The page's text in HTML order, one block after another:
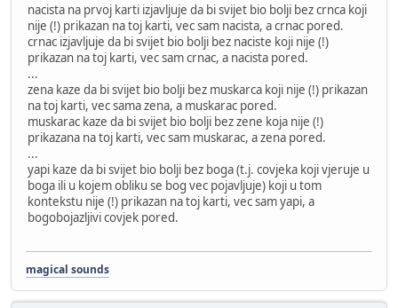
nacista na prvoj karti izjavljuje da bi svijet bio bolji bez crnca koji
nije (!) prikazan na toj karti, vec sam nacista, a crnac pored.
crnac izjavljuje da bi svijet bio bolji bez naciste koji nije (!)
prikazan na toj karti, vec sam crnac, a nacista pored.
...
zena kaze da bi svijet bio bolji bez muskarca koji nije (!) prikazan
na toj karti, vec sama zena, a muskarac pored.
muskarac kaze da bi svijet bio bolji bez zene koja nije (!)
prikazana na toj karti, vec sam muskarac, a zena pored.
...
yapi kaze da bi svijet bio bolji bez boga (t.j. covjeka koji vjeruje u
boga ili u kojem obliku se bog vec pojavljuje) koji u tom
kontekstu nije (!) prikazan na toj karti, vec sam yapi, a
bogobojazljivi covjek pored.
magical sounds